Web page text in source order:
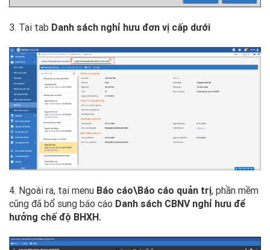
3. Tại tab Danh sách nghỉ hưu đơn vị cấp dưới
4. Ngoài ra, tại menu Báo cáo\Báo cáo quản trị, phần mềm
cũng đã bổ sung báo cáo Danh sách CBNV nghỉ hưu để
hưởng chế độ BHXH.